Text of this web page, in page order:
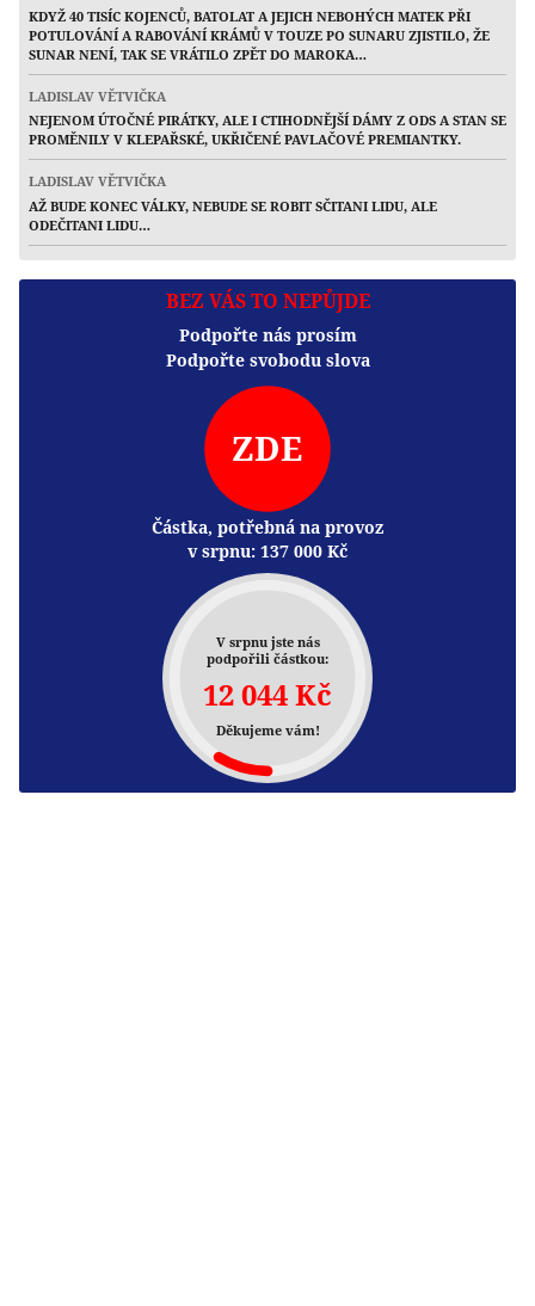
KDYŽ 40 TISÍC KOJENCŮ, BATOLAT A JEJICH NEBOHÝCH MATEK PŘI
POTULOVÁNÍ A RABOVÁNÍ KRÁMŮ V TOUZE PO SUNARU ZJISTILO, ŽE
SUNAR NENÍ, TAK SE VRÁTILO ZPĚT DO MAROKA…
LADISLAV VĚTVIČKA
NEJENOM ÚTOČNÉ PIRÁTKY, ALE I CTIHODNĚJŠÍ DÁMY Z ODS A STAN SE
PROMĚNILY V KLEPAŘSKÉ, UKŘIČENÉ PAVLAČOVÉ PREMIANTKY.
LADISLAV VĚTVIČKA
AŽ BUDE KONEC VÁLKY, NEBUDE SE ROBIT SČITANI LIDU, ALE
ODEČITANI LIDU…
BEZ VÁS TO NEPŮJDE
Podpořte nás prosím
Podpořte svobodu slova
ZDE
Částka, potřebná na provoz
v srpnu: 137 000 Kč
V srpnu jste nás
podpořili částkou:
12 044 Kč
Děkujeme vám!